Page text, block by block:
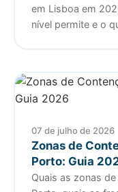
em Lisboa em
nível permite e o
07 de julho de 2026
Zonas de
Porto: Guia
Quais as zonas